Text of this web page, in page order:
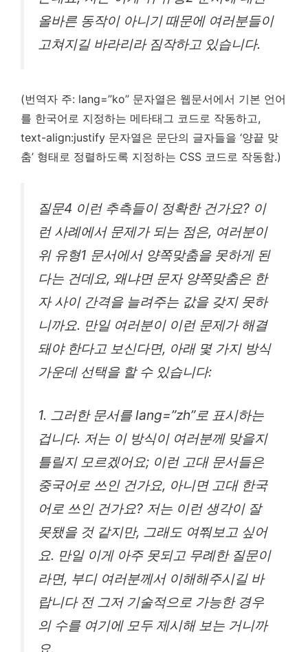
올바른 동작이 아니기 때문에 여러분들이
고쳐지길 바라리라 짐작하고 있습니다.
(번역자 주: lang=”ko” 문자열은 웹문서에서 기본 언어
를 한국어로 지정하는 메타태그 코드로 작동하고,
text-align:justify 문자열은 문단의 글자들을 ‘양끝 맞
춤’ 형태로 정렬하도록 지정하는 CSS 코드로 작동함.)
질문4 이런 추측들이 정확한 건가요? 이
런 사례에서 문제가 되는 점은, 여러분이
위 유형1 문서에서 양쪽맞춤을 못하게 된
다는 건데요, 왜냐면 문자 양쪽맞춤은 한
자 사이 간격을 늘려주는 값을 갖지 못하
니까요. 만일 여러분이 이런 문제가 해결
돼야 한다고 보신다면, 아래 몇 가지 방식
가운데 선택을 할 수 있습니다:
1. 그러한 문서를 lang=”zh”로 표시하는
겁니다. 저는 이 방식이 여러분께 맞을지
틀릴지 모르겠어요; 이런 고대 문서들은
중국어로 쓰인 건가요, 아니면 고대 한국
어로 쓰인 건가요? 저는 이런 생각이 잘
못됐을 것 같지만, 그래도 여쭤보고 싶어
요. 만일 이게 아주 못되고 무례한 질문이
라면, 부디 여러분께서 이해해주시길 바
랍니다 전 그저 기술적으로 가능한 경우
의 수를 여기에 모두 제시해 보는 거니까
요.